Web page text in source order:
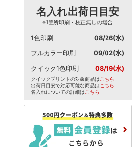
名入れ出荷日目安
※1箇所印刷・校正無しの場合
1色印刷 08/26(水)
フルカラー印刷 09/02(水)
クイック1色印刷 08/19(水)
クイックプリントの対象商品は こちら
出荷日目安で対応可能な商品は こちら
名入れについての詳細は こちら